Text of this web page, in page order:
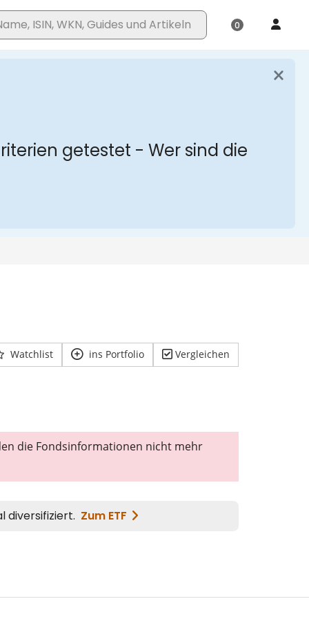
Watchlist ins Portfolio Vergleichen
die Fondsinformationen nicht mehr